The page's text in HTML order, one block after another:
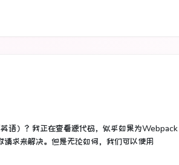
语）？ 我正在查看源代码，似乎如果为Webpack
求来解决。 但是无论如何，我们可以使用